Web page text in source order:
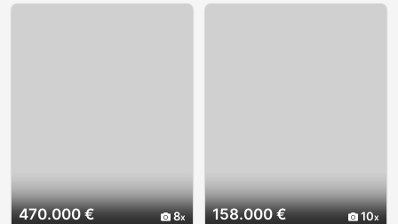
470.000 € 8 158.000 € 10